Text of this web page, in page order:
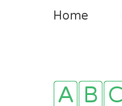
Home